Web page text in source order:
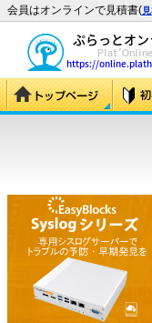
会員はオンラインで見積書(